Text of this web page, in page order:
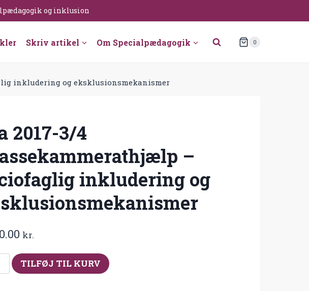
og inklusion
Skriv artikel Om Specialpædagogik 0
inkludering og eksklusionsmekanismer
2017-3/4
–
inkludering og
kr.
TILFØJ TIL KURV